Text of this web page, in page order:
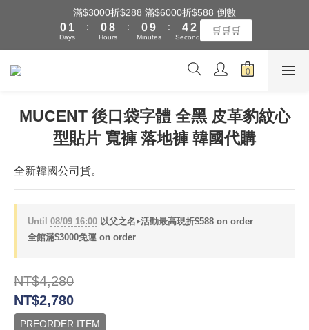
全館滿$3000享『超商』免運費
1
0
:
08
7
6
1
0
:
09
8
7
2
1
0
:
4
3
2
0
2
1
0
Seconds
🛒🛒🛒
MUCENT 後口袋字體 全黑 皮革豹紋心
型貼片 寬褲 落地褲 韓國代購
全新韓國公司貨。
Until 08/09 16:00 以父之名‣活動最高現折$588 on order
全館滿$3000免運 on order
NT$4,280
NT$2,780
PREORDER ITEM